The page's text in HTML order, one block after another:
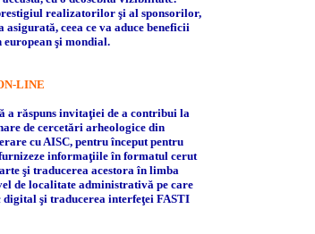
realizatorilor şi al sponsorilor,
ceea ce va aduce beneficii
european şi mondial.
LINE
răspuns invitaţiei de a contribui la
de cercetări arheologice din
cu AISC, pentru început pentru
informaţiile în formatul cerut
şi traducerea acestora în limba
de localitate administrativă pe care
şi traducerea interfeţei FASTI